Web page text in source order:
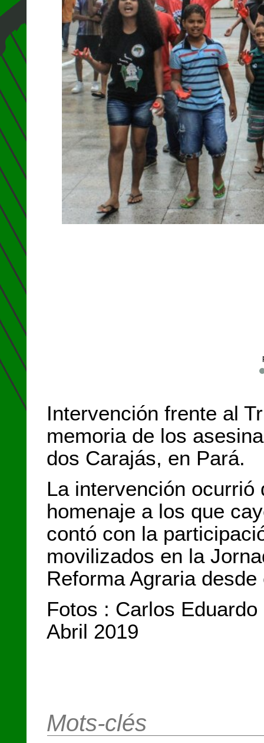
Intervención frente al
memoria de los
dos Carajás, en Pará.
La intervención ocurrió
homenaje a los que
contó con la
movilizados en la
Reforma Agraria
Fotos : Carlos Eduardo
Abril 2019
Mots-clés